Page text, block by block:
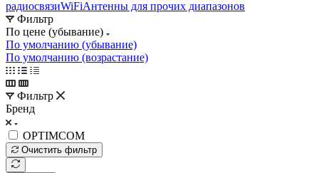
радиосвязиWiFiАнтенны для прочих диапазонов
Фильтр
По цене (убывание)
По умолчанию (убывание)
По умолчанию (возрастание)
Фильтр
Бренд
OPTIMCOM
Очистить фильтр